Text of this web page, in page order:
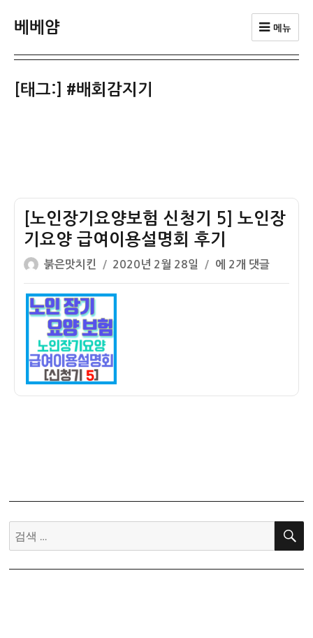
베베얌 메뉴
[태그:] #배회감지기
[노인장기요양보험 신청기 5] 노인장
기요양 급여이용설명회 후기
글
쓴
이
붉은맛치킨
작
성
일
2020년 2월 28일
[노
인
에 2개 댓글
검
색:
검